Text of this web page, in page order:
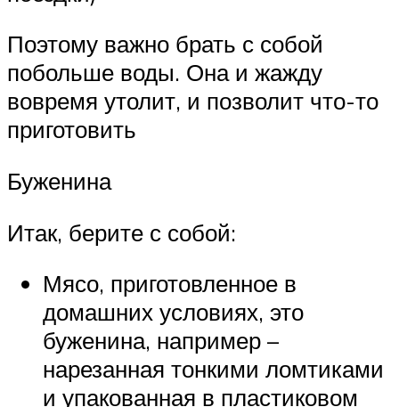
Поэтому важно брать с собой
побольше воды. Она и жажду
вовремя утолит, и позволит что-то
приготовить
Буженина
Итак, берите с собой:
Мясо, приготовленное в
домашних условиях, это
буженина, например –
нарезанная тонкими ломтиками
и упакованная в пластиковом